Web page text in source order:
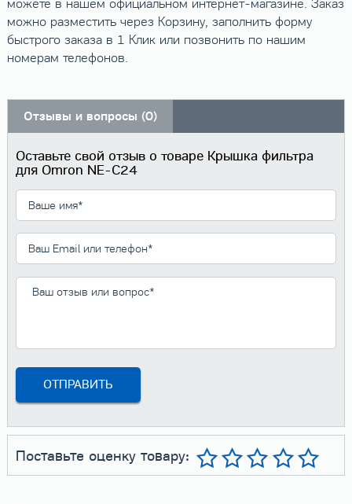
можете в нашем официальном интернет-магазине. Заказ
можно разместить через Корзину, заполнить форму
быстрого заказа в 1 Клик или позвонить по нашим
номерам телефонов.
Отзывы и вопросы (0)
Оставьте свой отзыв о товаре Крышка фильтра
для Omron NE-C24
Поставьте оценку товару: